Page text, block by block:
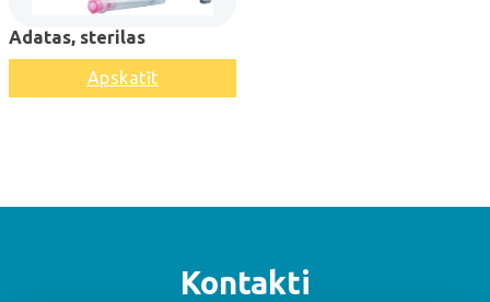
Adatas, sterilas
Apskatīt
Kontakti